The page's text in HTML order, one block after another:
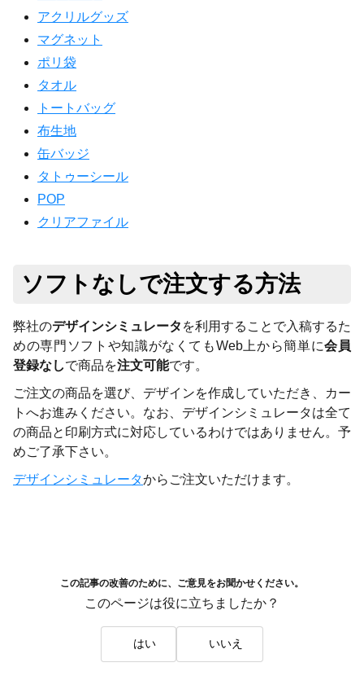
アクリルグッズ
マグネット
ポリ袋
タオル
トートバッグ
布生地
缶バッジ
タトゥーシール
POP
クリアファイル
ソフトなしで注文する方法
弊社のデザインシミュレータ を利用することで入稿するた
めの専門ソフトや知識がなくてもWeb上から簡単に会員
登録なしで商品を注文可能です。
ご注文の商品を選び、デザインを作成していただき、カー
トへお進みください。なお、デザインシミュレータは全て
の商品と印刷方式に対応しているわけではありません。予
めご了承下さい。
デザインシミュレータからご注文いただけます。
この記事の改善のために、ご意見をお聞かせください。
このページは役に立ちましたか？
はい いいえ